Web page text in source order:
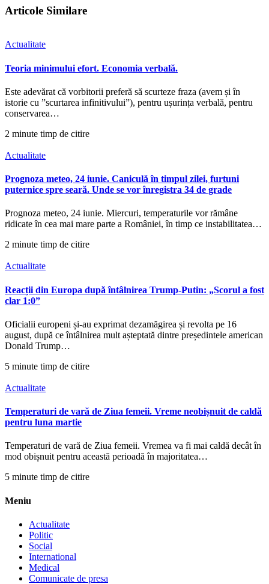
Articole Similare
Actualitate
Teoria minimului efort. Economia verbală.
Este adevărat că vorbitorii preferă să scurteze fraza (avem și în
istorie cu ”scurtarea infinitivului”), pentru ușurința verbală, pentru
conservarea…
2 minute timp de citire
Actualitate
Prognoza meteo, 24 iunie. Caniculă în timpul zilei, furtuni
puternice spre seară. Unde se vor înregistra 34 de grade
Prognoza meteo, 24 iunie. Miercuri, temperaturile vor rămâne
ridicate în cea mai mare parte a României, în timp ce instabilitatea…
2 minute timp de citire
Actualitate
Reacții din Europa după întâlnirea Trump-Putin: „Scorul a fost
clar 1:0”
Oficialii europeni și-au exprimat dezamăgirea și revolta pe 16
august, după ce întâlnirea mult așteptată dintre președintele american
Donald Trump…
5 minute timp de citire
Actualitate
Temperaturi de vară de Ziua femeii. Vreme neobișnuit de caldă
pentru luna martie
Temperaturi de vară de Ziua femeii. Vremea va fi mai caldă decât în
mod obișnuit pentru această perioadă în majoritatea…
5 minute timp de citire
Meniu
Actualitate
Politic
Social
International
Medical
Comunicate de presa